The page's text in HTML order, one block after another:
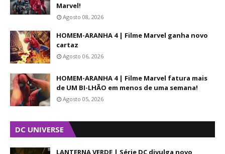
Marvel!
Agosto 08, 2026
HOMEM-ARANHA 4 | Filme Marvel ganha novo
cartaz
Agosto 06, 2026
HOMEM-ARANHA 4 | Filme Marvel fatura mais
de UM BI-LHÃO em menos de uma semana!
Agosto 05, 2026
DC UNIVERSE
LANTERNA VERDE | Série DC divulga novo